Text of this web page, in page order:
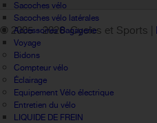
Sacoches vélo
Sacoches vélo latérales
Accessoires Bagagerie
Voyage
Bidons
Compteur vélo
Éclairage
Equipement Vélo électrique
Entretien du vélo
LIQUIDE DE FREIN
© 2005 -2026 Cycles et Sports |